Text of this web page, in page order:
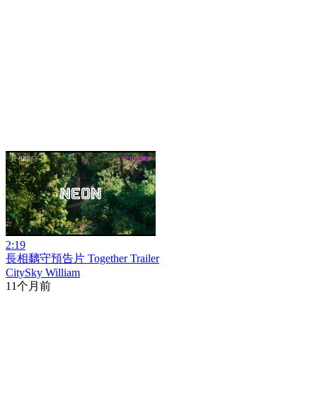
2:19
長相黐守預告片 Together Trailer
CitySky William
11个月前